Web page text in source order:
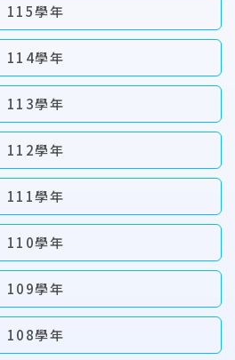
115學年
114學年
113學年
112學年
111學年
110學年
109學年
108學年